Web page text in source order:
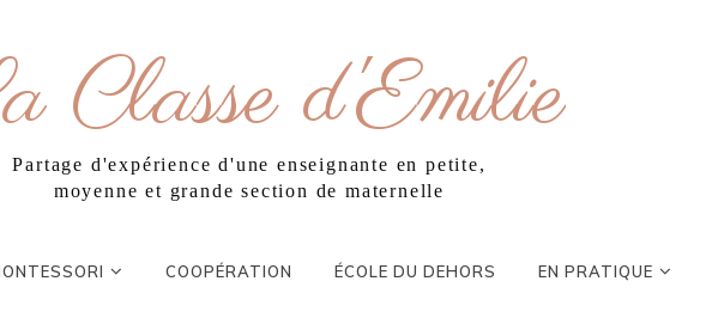
Classe d'Emilie
Partage d'expérience d'une enseignante en petite,
moyenne et grande section de maternelle
COOPÉRATION ÉCOLE DU DEHORS EN PRATIQUE